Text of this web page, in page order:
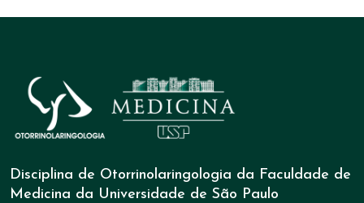
Disciplina de Otorrinolaringologia da Faculdade de
Medicina da Universidade de São Paulo